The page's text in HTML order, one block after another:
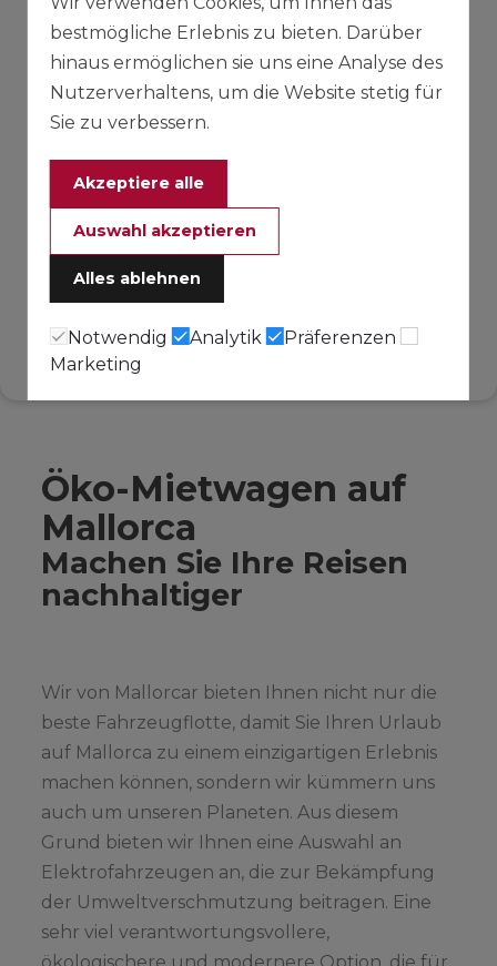
Öko-Mietwagen auf
Mallorca
Machen Sie Ihre Reisen
nachhaltiger
Wir von Mallorcar bieten Ihnen nicht nur die
beste Fahrzeugflotte, damit Sie Ihren Urlaub
auf Mallorca zu einem einzigartigen Erlebnis
machen können, sondern wir kümmern uns
auch um unseren Planeten. Aus diesem
Grund bieten wir Ihnen eine Auswahl an
Elektrofahrzeugen an, die zur Bekämpfung
der Umweltverschmutzung beitragen. Eine
sehr viel verantwortungsvollere,
bestmögliche Erlebnis zu bieten. Darüber
hinaus ermöglichen sie uns eine Analyse des
Nutzerverhaltens, um die Website stetig für
Sie zu verbessern.
Akzeptiere alle
Auswahl akzeptieren
Alles ablehnen
Notwendig Analytik
Präferenzen
Marketing